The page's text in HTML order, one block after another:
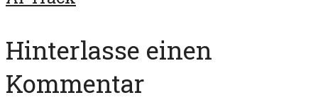
Hinterlasse einen
Kommentar